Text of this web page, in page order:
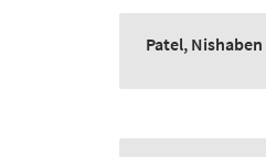
Patel, Nishaben